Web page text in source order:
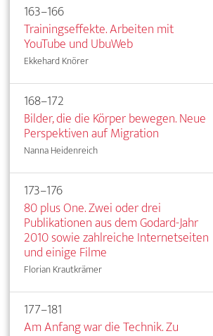
163–166
Trainingseffekte. Arbeiten mit
YouTube und UbuWeb
Ekkehard Knörer
168–172
Bilder, die die Körper bewegen. Neue
Perspektiven auf Migration
Nanna Heidenreich
173–176
80 plus One. Zwei oder drei
Publikationen aus dem Godard-Jahr
2010 sowie zahlreiche Internetseiten
und einige Filme
Florian Krautkrämer
177–181
Am Anfang war die Technik. Zu